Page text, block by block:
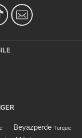
Beyazperde Turquie